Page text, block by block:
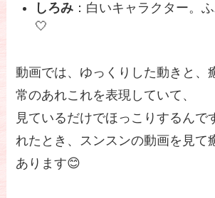
しろみ ：白いキャラクター。
🤍
動画では、ゆっくりした動きと、
常のあれこれを表現していて、
見ているだけでほっこりするんで
れたとき、スンスンの動画を見て
あります😊